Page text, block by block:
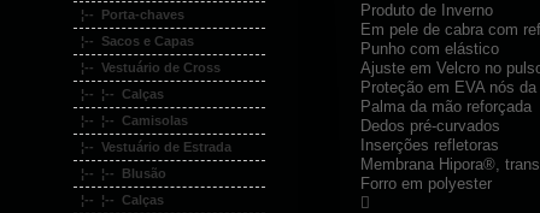
¦-- Porta-chaves
¦-- Sacos e Capas
¦-- Vestuário de Cross
¦-- ¦-- Calças
¦-- ¦-- Camisolas
¦-- Vestuário de Estrada
¦-- ¦-- Blusão
¦-- ¦-- Calças
Produto de Inverno
Em pele de cabra com
Punho com elástico
Ajuste em Velcro no
Proteção em EVA nós
Palma da mão reforçada
Dedos pré-curvados
Inserções refletoras
Membrana Hipora®,
Forro em polyester
